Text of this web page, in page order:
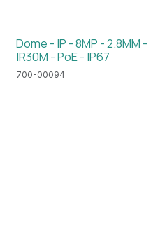
Dome - IP - 8MP - 2.8MM -
IR30M - PoE - IP67
700-00094